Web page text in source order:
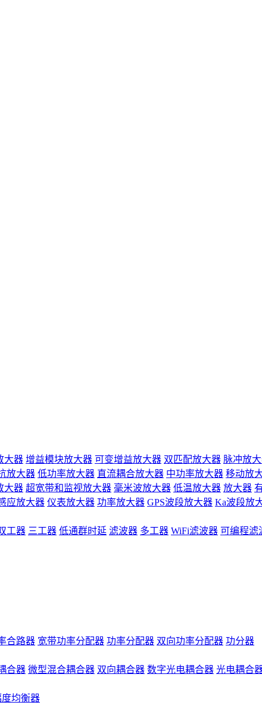
大器 增益模块放大器 可变增益放大器 双匹配放大器 脉冲放
放大器 低功率放大器 直流耦合放大器 中功率放大器 移动放
大器 超宽带和监视放大器 毫米波放大器 低温放大器 放大器
应放大器 仪表放大器 功率放大器 GPS波段放大器 Ka波段放
工器 三工器 低通群时延 滤波器 多工器 WiFi滤波器 可编程滤
合路器 宽带功率分配器 功率分配器 双向功率分配器 功分器
合器 微型混合耦合器 双向耦合器 数字光电耦合器 光电耦合
度均衡器